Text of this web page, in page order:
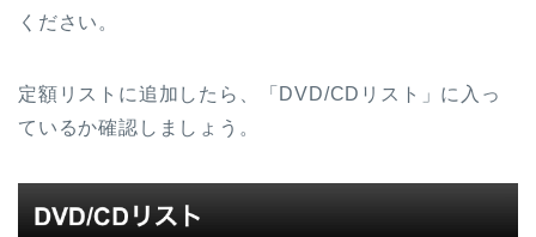
ください。
定額リストに追加したら、「DVD/CDリスト」に入っ
ているか確認しましょう。